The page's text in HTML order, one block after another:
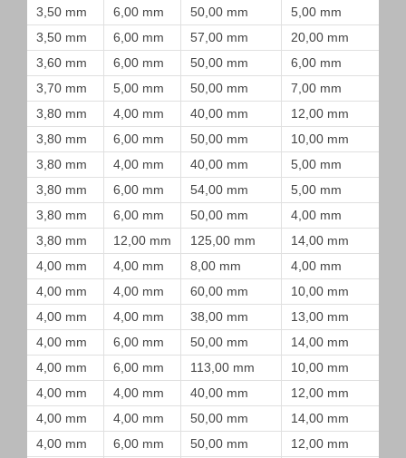
3,50 mm 6,00 mm 50,00 mm
5,00 mm
3,50 mm
6,00 mm 57,00 mm
20,00 mm
3,60 mm
6,00 mm 50,00 mm
6,00 mm
3,70 mm
5,00 mm 50,00 mm
7,00 mm
3,80 mm
4,00 mm 40,00 mm
12,00 mm
3,80 mm
6,00 mm 50,00 mm
10,00 mm
3,80 mm
4,00 mm 40,00 mm
5,00 mm
3,80 mm
6,00 mm 54,00 mm
5,00 mm
3,80 mm
6,00 mm 50,00 mm
4,00 mm
3,80 mm
12,00 mm 125,00 mm
14,00 mm
4,00 mm
4,00 mm 8,00 mm
4,00 mm
4,00 mm
4,00 mm 60,00 mm
10,00 mm
4,00 mm
4,00 mm 38,00 mm
13,00 mm
4,00 mm
6,00 mm 50,00 mm
14,00 mm
4,00 mm
6,00 mm 113,00 mm
10,00 mm
4,00 mm
4,00 mm 40,00 mm
12,00 mm
4,00 mm
4,00 mm 50,00 mm
14,00 mm
4,00 mm
6,00 mm 50,00 mm
12,00 mm